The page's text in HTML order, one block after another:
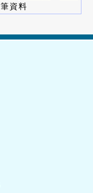
筆資料